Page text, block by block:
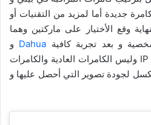
جديدة أما لمزيد من التقنيات أو
وقع الأختيار على ماركتين وهما
و بعد تجربة كافية Dahua و
و بالتحديد كامرات IP وليس الكامرات العادية والكامرات
لا تقل من 4 ميجابكسل لجودة تصوير التي أحصل عليها و